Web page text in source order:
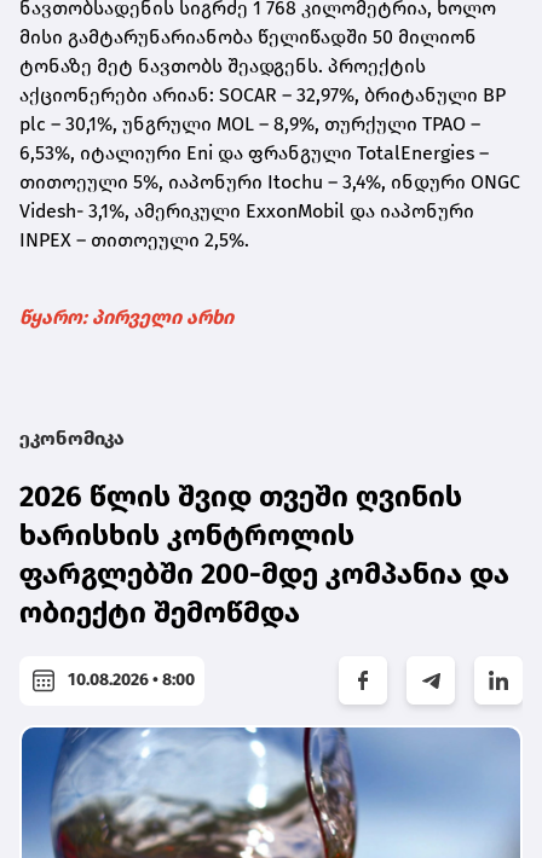
ნავთობსადენის სიგრძე 1 768 კილომეტრია, ხოლო
მისი გამტარუნარიანობა წელიწადში 50 მილიონ
ტონაზე მეტ ნავთობს შეადგენს. პროექტის
აქციონერები არიან: SOCAR – 32,97%, ბრიტანული BP
plc – 30,1%, უნგრული MOL – 8,9%, თურქული TPAO –
6,53%, იტალიური Eni და ფრანგული TotalEnergies –
თითოეული 5%, იაპონური Itochu – 3,4%, ინდური ONGC
Videsh- 3,1%, ამერიკული ExxonMobil და იაპონური
INPEX – თითოეული 2,5%.
წყარო: პირველი არხი
ეკონომიკა
2026 წლის შვიდ თვეში ღვინის
ხარისხის კონტროლის
ფარგლებში 200-მდე კომპანია და
ობიექტი შემოწმდა
10.08.2026 • 8:00